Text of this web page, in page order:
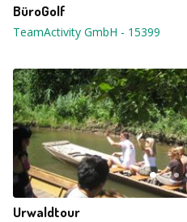
BüroGolf
TeamActivity GmbH - 15399
Urwaldtour